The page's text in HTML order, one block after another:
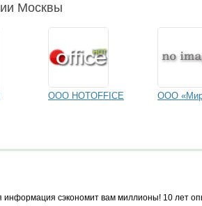
Москвы
ООО HOTOFFICE ООО «Мир
информация сэкономит вам миллионы! 10 лет